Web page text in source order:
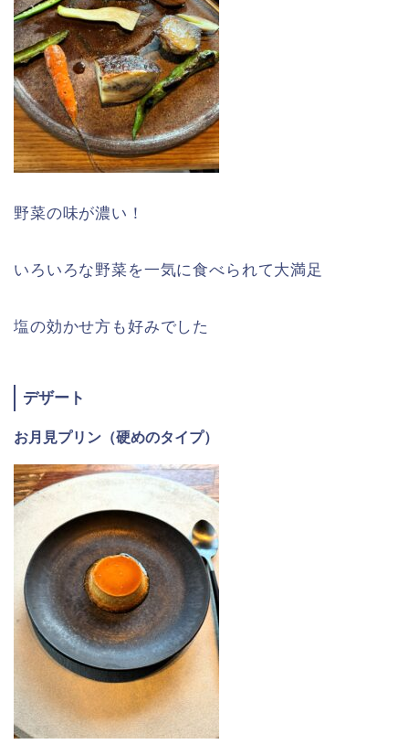
野菜の味が濃い！
いろいろな野菜を一気に食べられて大満足
塩の効かせ方も好みでした
デザート
お月見プリン（硬めのタイプ）